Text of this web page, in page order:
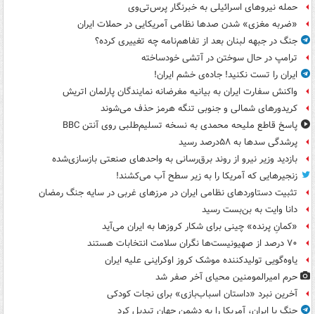
حمله نیروهای اسرائیلی به خبرنگار پرس‌تی‌وی
«ضربه مغزی» شدن صدها نظامی آمریکایی در حملات ایران
جنگ در جبهه لبنان بعد از تفاهم‌نامه چه تغییری کرده؟
ترامپ در حال سوختن در آتشی خودساخته
ایران را تست نکنید! جاده‌ی خشم ایران!
واکنش سفارت ایران به بیانیه مغرضانه نمایندگان پارلمان اتریش
کریدورهای شمالی و جنوبی تنگه هرمز حذف می‌شوند
پاسخ قاطع ملیحه محمدی به نسخه تسلیم‌طلبی روی آنتن BBC
پرشدگی سدها به ۵۸درصد رسید
بازدید وزیر نیرو از روند برق‌رسانی به واحدهای صنعتی بازسازی‌شده
زنجیرهایی که آمریکا را به زیر سطح آب می‌کشند!
تثبیت دستاوردهای نظامی ایران در مرزهای غربی در سایه جنگ رمضان
دانا وایت به بن‌بست رسید
«کمانِ پرنده» چینی برای شکار کروزها به ایران می‌آید
۷۰ درصد از صهیونیست‌ها نگران سلامت انتخابات هستند
یاوه‌گویی تولیدکننده موشک کروز اوکراینی علیه ایران
حرم امیرالمومنین محیای آخر صفر شد
آخرین نبرد «داستان اسباب‌بازی» برای نجات کودکی
جنگ با ایران، آمریکا را به دشمن جهان تبدیل کرد